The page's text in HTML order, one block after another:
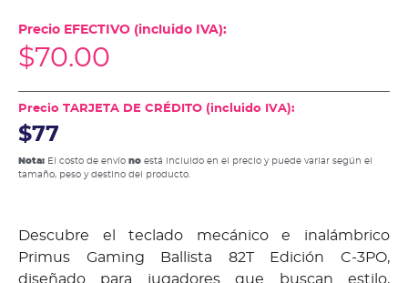
Precio EFECTIVO (incluido IVA):
$70.00
Precio TARJETA DE CRÉDITO (incluido IVA):
$77
Nota: El costo de envío no está incluido en el precio y puede variar según el
tamaño, peso y destino del producto.
Descubre el teclado mecánico e inalámbrico
Primus Gaming Ballista 82T Edición C-3PO,
diseñado para jugadores que buscan estilo,